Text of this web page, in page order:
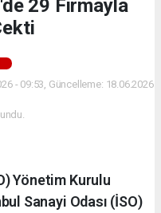
29 Firmayla
- 09:53, Güncelleme: 18.06.2026
Yönetim Kurulu
Sanayi Odası (İSO)